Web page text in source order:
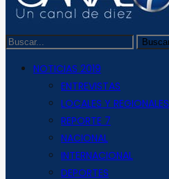
NOTICIAS 2019
ENTREVISTAS
LOCALES Y REGIONALES
REPORTE 7
NACIONAL
INTERNACIONAL
DEPORTES